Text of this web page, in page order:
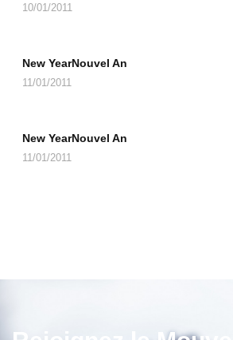
10/01/2011
New YearNouvel An
11/01/2011
New YearNouvel An
11/01/2011